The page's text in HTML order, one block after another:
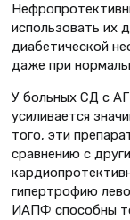
использовать их
диабетической
даже при
У больных СД с
усиливается
того, эти
сравнению с
гипертрофию
ИАПФ способны